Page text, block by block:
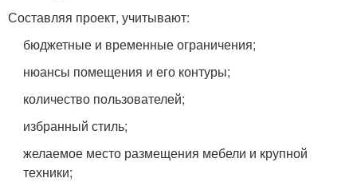
Составляя проект, учитывают:
бюджетные и временные ограничения;
нюансы помещения и его контуры;
количество пользователей;
избранный стиль;
желаемое место размещения мебели и крупной
техники;